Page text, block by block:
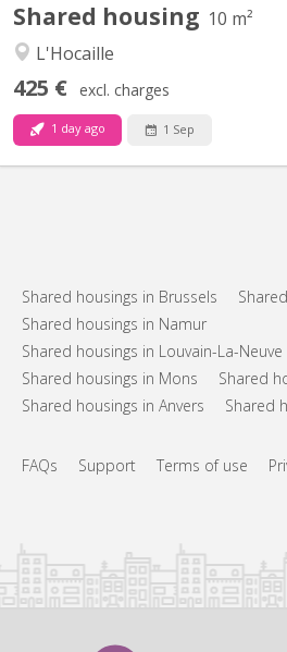
Shared housing 10 m²
L'Hocaille
425 € excl. charges
1 day ago 1 Sep
Shared housings in Brussels
Shared housings in Namur
Shared housings in Louvain-La-Neuve
Shared housings in Mons
Shared
Shared housings in Anvers
Shared
FAQs Support Terms of use